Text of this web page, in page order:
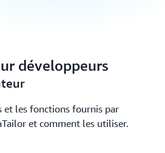
développeurs
et les fonctions fournis par
et comment les utiliser.